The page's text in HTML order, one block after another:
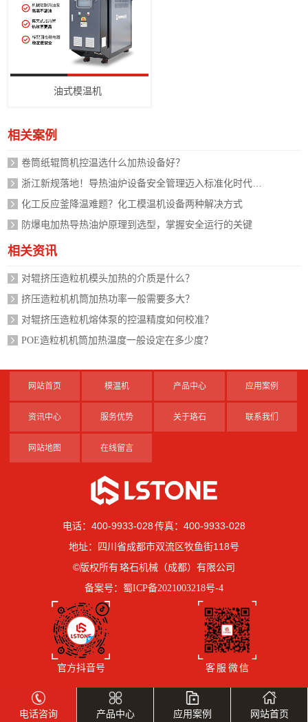
电话咨询 产品中心 应用案例 网站首页
油式模温机
相关案例
卷筒纸辊筒机控温选什么加热设备好？
化工反应釜降温难题？化工模温机设备两种解决方式
防爆电加热导热油炉原理到选型，掌握安全运行的关键
相关资讯
对辊挤压造粒机模头加热的介质是什么？
挤压造粒机机筒加热功率一般需要多大？
对辊挤压造粒机熔体泵的控温精度如何校准？
POE造粒机机筒加热温度一般设定在多少度？
网站首页 模温机 产品中心 应用案例
资讯中心 服务优势 关于珞石 联系我们
网站地图 在线留言
电话：400-9933-028 传真：400-9933-028
地址：四川省成都市双流区牧鱼街118号
©版权所有 珞石机械（成都）有限公司
备案号： 蜀ICP备2021003218号-4
官方抖音号 客 服 微 信